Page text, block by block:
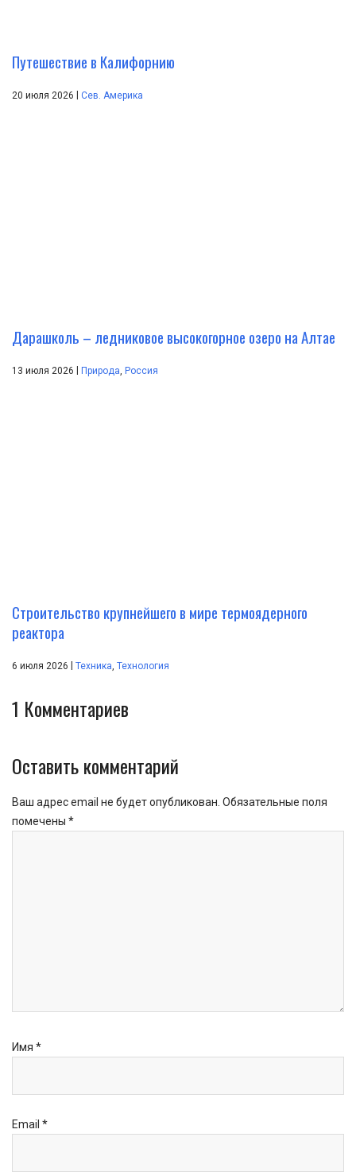
Путешествие в Калифорнию
20 июля 2026 Сев. Америка
Дарашколь – ледниковое высокогорное озеро на Алтае
13 июля 2026 Природа, Россия
Строительство крупнейшего в мире термоядерного
реактора
6 июля 2026 | Техника, Технология
1 Комментариев
Оставить комментарий
Ваш адрес email не будет опубликован. Обязательные поля
помечены *
Имя *
Email *